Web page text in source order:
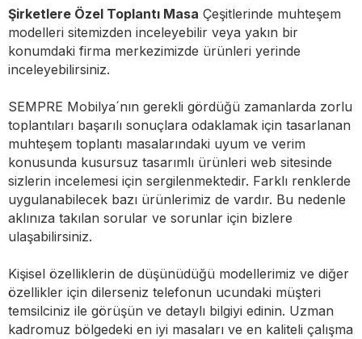
Şirketlere Özel Toplantı Masa Çeşitlerinde muhteşem
modelleri sitemizden inceleyebilir veya yakın bir
konumdaki firma merkezimizde ürünleri yerinde
inceleyebilirsiniz.
SEMPRE Mobilya´nın gerekli gördüğü zamanlarda zorlu
toplantıları başarılı sonuçlara odaklamak için tasarlanan
muhteşem toplantı masalarındaki uyum ve verim
konusunda kusursuz tasarımlı ürünleri web sitesinde
sizlerin incelemesi için sergilenmektedir. Farklı renklerde
uygulanabilecek bazı ürünlerimiz de vardır. Bu nedenle
aklınıza takılan sorular ve sorunlar için bizlere
ulaşabilirsiniz.
Kişisel özelliklerin de düşünüdüğü modellerimiz ve diğer
özellikler için dilerseniz telefonun ucundaki müşteri
temsilciniz ile görüşün ve detaylı bilgiyi edinin. Uzman
kadromuz bölgedeki en iyi masaları ve en kaliteli çalışma